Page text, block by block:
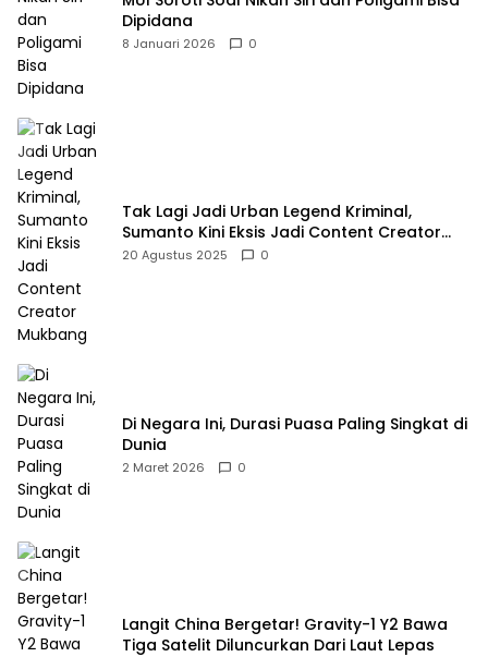
Dipidana
8 Januari 2026 0
Tak Lagi Jadi Urban Legend Kriminal,
Sumanto Kini Eksis Jadi Content Creator
Mukbang
20 Agustus 2025 0
Di Negara Ini, Durasi Puasa Paling Singkat di
Dunia
2 Maret 2026 0
Langit China Bergetar! Gravity-1 Y2 Bawa
Tiga Satelit Diluncurkan Dari Laut Lepas